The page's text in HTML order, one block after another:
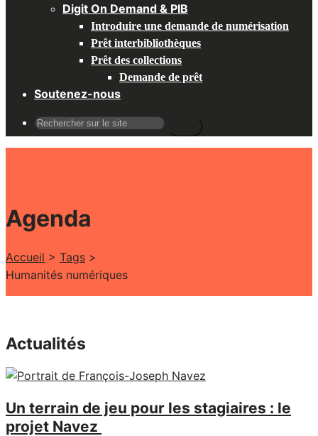
Digit On Demand & PIB
Introduire une demande de numérisation
Prêt interbibliothèques
Prêt des collections
Demande de prêt
Soutenez-nous
Recherche
pour
Agenda
Accueil > Tags >
Humanités numériques
Actualités
Un terrain de jeu pour les stagiaires : le
projet Navez